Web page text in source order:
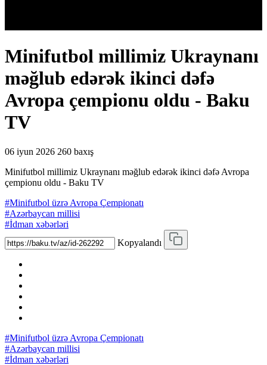
Minifutbol millimiz Ukraynanı
məğlub edərək ikinci dəfə
Avropa çempionu oldu - Baku
TV
06 iyun 2026 260 baxış
Minifutbol millimiz Ukraynanı məğlub edərək ikinci dəfə Avropa
çempionu oldu - Baku TV
#Minifutbol üzrə Avropa Çempionatı
#Azərbaycan millisi
#İdman xəbərləri
Kopyalandı
#Minifutbol üzrə Avropa Çempionatı
#Azərbaycan millisi
#İdman xəbərləri